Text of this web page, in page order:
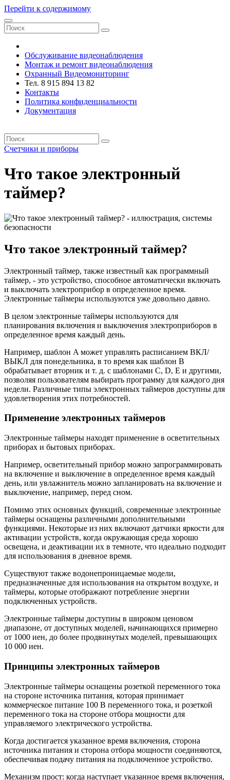
Перейти к содержимому
Обслуживание видеонаблюдения
Монтаж и ремонт видеонаблюдения
Охранный Видеомониторинг
Тел. 8 915 894 13 82
Контакты
Политика конфиденциальности
Документация
Счетчики и приборы
Что такое электронный
таймер?
Что такое электронный таймер?
Электронный таймер, также известный как программный
таймер, - это устройство, способное автоматически включать
и выключать электроприбор в определенное время.
Электронные таймеры используются уже довольно давно.
В целом электронные таймеры используются для
планирования включения и выключения электроприборов в
определенное время каждый день.
Например, шаблон A может управлять расписанием ВКЛ/
ВЫКЛ для понедельника, в то время как шаблон B
обрабатывает вторник и т. д. с шаблонами C, D, E и другими,
позволяя пользователям выбирать программу для каждого дня
недели. Различные типы электронных таймеров доступны для
удовлетворения этих потребностей.
Применение электронных таймеров
Электронные таймеры находят применение в осветительных
приборах и бытовых приборах.
Например, осветительный прибор можно запрограммировать
на включение и выключение в определенное время каждый
день, или увлажнитель можно запланировать на включение и
выключение, например, перед сном.
Помимо этих основных функций, современные электронные
таймеры оснащены различными дополнительными
функциями. Некоторые из них включают датчики яркости для
активации устройств, когда окружающая среда хорошо
освещена, и деактивации их в темноте, что идеально подходит
для использования в дневное время.
Существуют также водонепроницаемые модели,
предназначенные для использования на открытом воздухе, и
таймеры, которые отображают потребление энергии
подключенных устройств.
Электронные таймеры доступны в широком ценовом
диапазоне, от доступных моделей, начинающихся примерно
от 1000 иен, до более продвинутых моделей, превышающих
10 000 иен.
Принципы электронных таймеров
Электронные таймеры оснащены розеткой переменного тока
на стороне источника питания, которая принимает
коммерческое питание 100 В переменного тока, и розеткой
переменного тока на стороне отбора мощности для
управляемого электрического устройства.
Когда достигается указанное время включения, сторона
источника питания и сторона отбора мощности соединяются,
обеспечивая подачу питания на подключенное устройство.
Механизм прост: когда наступает указанное время включения,